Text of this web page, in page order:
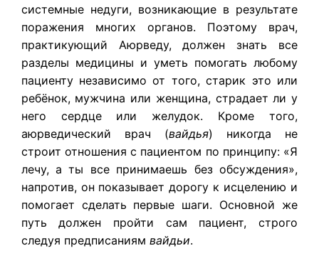
системные недуги, возникающие в результате
поражения многих органов. Поэтому врач,
практикующий Аюрведу, должен знать все
разделы медицины и уметь помогать любому
пациенту независимо от того, старик это или
ребёнок, мужчина или женщина, страдает ли у
него сердце или желудок. Кроме того,
аюрведический врач (вайдья) никогда не
строит отношения с пациентом по принципу: «Я
лечу, а ты все принимаешь без обсуждения»,
напротив, он показывает дорогу к исцелению и
помогает сделать первые шаги. Основной же
путь должен пройти сам пациент, строго
следуя предписаниям вайдьи.